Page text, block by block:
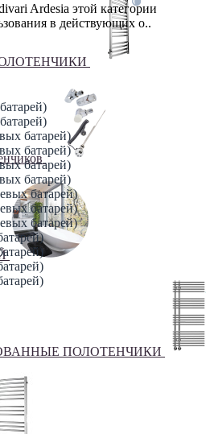
ПОЛОТЕНЧИКИ
Ardesia этой категории
в действующих о..
батарей)
батарей)
батарей)
батарей)
батарей)
батарей)
батарей)